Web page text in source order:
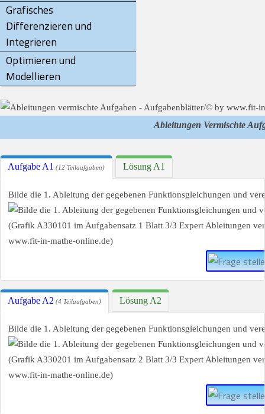
Grafisches
Differenzieren und
Integrieren
Optimieren und
Modellieren
Ableitungen Vermischte
Aufgabe A1 (12 Teilaufgaben) Lösung A1
Bilde die 1. Ableitung der gegebenen Funktionsgleichungen und
Aufgabe A2 (4 Teilaufgaben) Lösung A2
Bilde die 1. Ableitung der gegebenen Funktionsgleichungen und